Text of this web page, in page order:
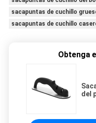
sacapuntas de cuchillo
sacapuntas de cuchillo
Obtenga
del